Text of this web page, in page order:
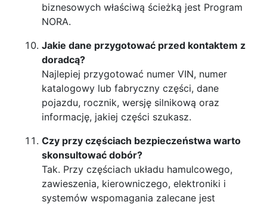
biznesowych właściwą ścieżką jest Program
NORA.
Jakie dane przygotować przed kontaktem z
doradcą?
Najlepiej przygotować numer VIN, numer
katalogowy lub fabryczny części, dane
pojazdu, rocznik, wersję silnikową oraz
informację, jakiej części szukasz.
Czy przy częściach bezpieczeństwa warto
skonsultować dobór?
Tak. Przy częściach układu hamulcowego,
zawieszenia, kierowniczego, elektroniki i
systemów wspomagania zalecane jest